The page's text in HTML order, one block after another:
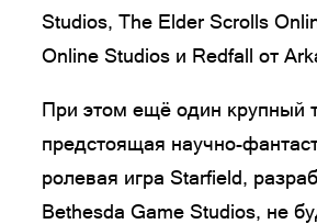
Studios, The Elder Scrolls
Online Studios и Redfall от
При этом ещё один крупный
предстоящая научно-
ролевая игра Starfield,
Bethesda Game Studios, не